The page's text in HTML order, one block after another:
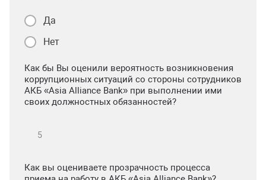
Да
Нет
Как бы Вы оценили вероятность возникновения
коррупционных ситуаций со стороны сотрудников
АКБ «Asia Alliance Bank» при выполнении ими
своих должностных обязанностей?
Как вы оцениваете прозрачность процесса